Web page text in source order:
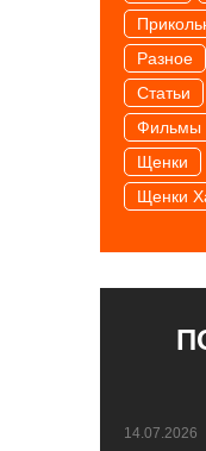
Разное
Статьи
Фильмы
Щенки
Щенки
14.07.2026